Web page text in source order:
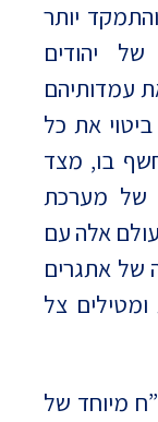
יותר
יהודים
עמדותיהם
את כל
בו, מצד
של מערכת
אלה עם
של אתגרים
צל
מיוחד של